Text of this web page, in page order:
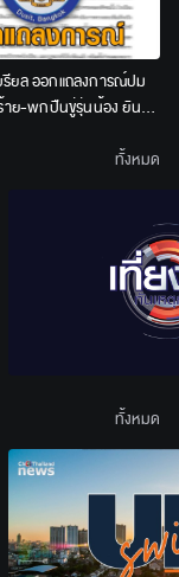
รียล ออกแถลงการณ์ปม
ย-พกปืนขู่รุ่นน้อง ยัน
ทั้งหมด
ทั้งหมด